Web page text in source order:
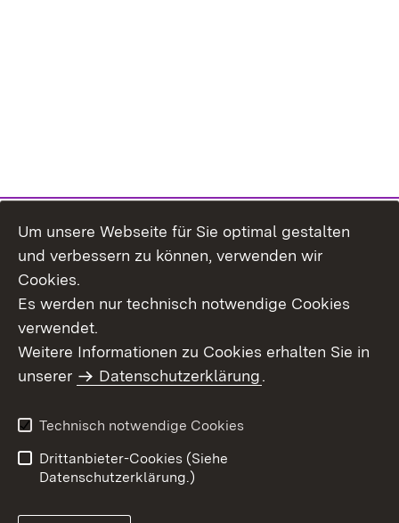
Themenübersicht
Barrierefreiheit
Um unsere Webseite für Sie optimal gestalten
und verbessern zu können, verwenden wir
Cookies.
Es werden nur technisch notwendige Cookies
verwendet.
Weitere Informationen zu Cookies erhalten Sie in
unserer
Datenschutzerklärung.
Technisch notwendige Cookies
Drittanbieter-Cookies (Siehe
Datenschutzerklärung.)